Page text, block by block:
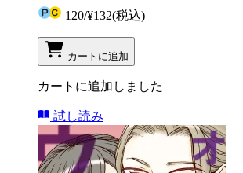
120/¥132(税込)
カートに追加
カートに追加しました
試し読み